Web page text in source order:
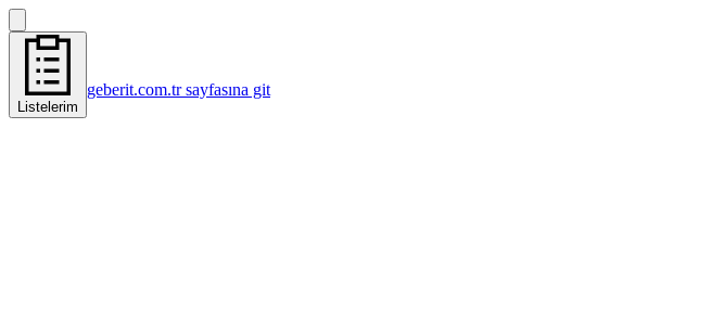
Listelerim
geberit.com.tr sayfasına git